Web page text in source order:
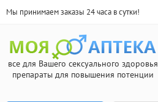
Мы принимаем заказы 24 часа в сутки!
все для Вашего сексуального здоровья
препараты для повышения потенции